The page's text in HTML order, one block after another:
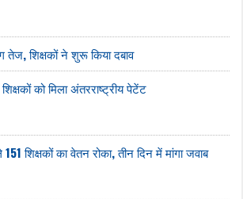
तेज, शिक्षकों ने शुरू किया दबाव
को मिला अंतरराष्ट्रीय पेटेंट
151 शिक्षकों का वेतन रोका, तीन दिन में मांगा जवाब